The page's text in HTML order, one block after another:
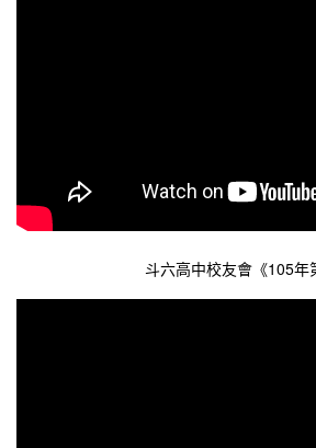
斗六高中校友會《105